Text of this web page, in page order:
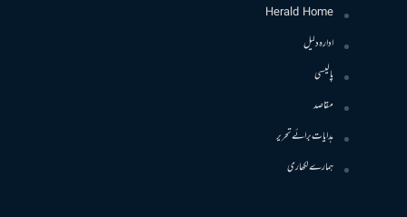
Herald Home
ادارہ دلیل
پالیسی
مقاصد
ہدایات برائے تحریر
ہمارے لکھاری